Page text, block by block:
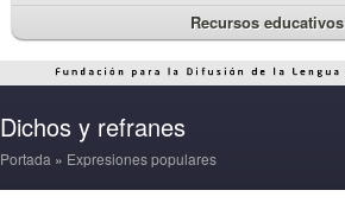
Recursos educativos
Dichos y refranes
Portada » Expresiones populares